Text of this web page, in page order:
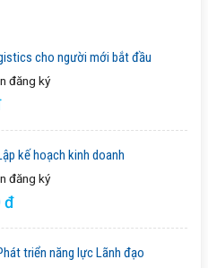
cho người mới bắt đầu
đăng ký
kế hoạch kinh doanh
đăng ký
đ
triển năng lực Lãnh đạo